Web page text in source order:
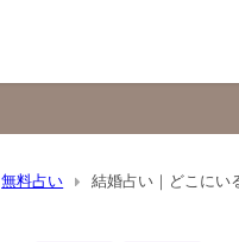
無料占い 結婚占い｜どこにい